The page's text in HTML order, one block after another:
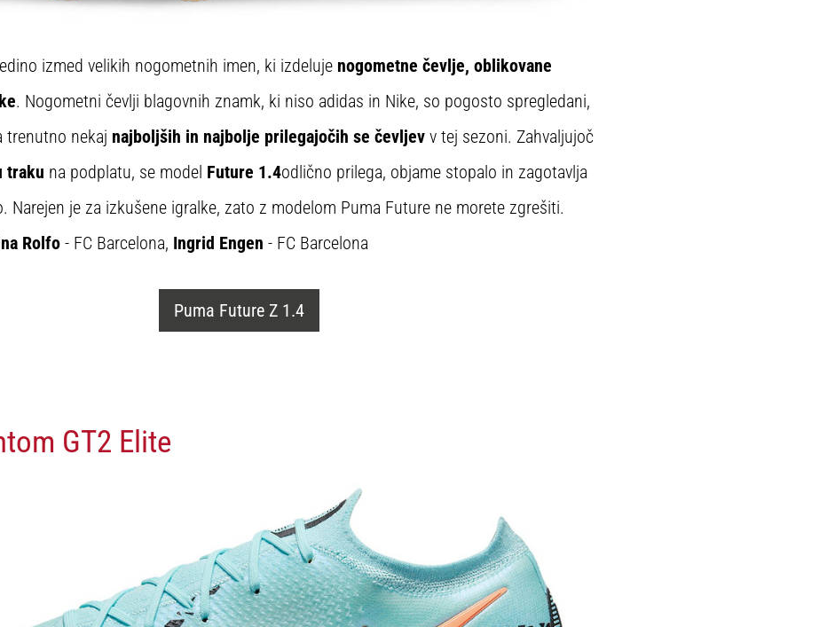
edino izmed velikih nogometnih imen, ki izdeluje nogometne čevlje, oblikovane
. Nogometni čevlji blagovnih znamk, ki niso adidas in Nike, so pogosto spregledani,
trenutno nekaj najboljših in najbolje prilegajočih se čevljev v tej sezoni. Zahvaljujoč
traku na podplatu, se model Future 1.4odlično prilega, objame stopalo in zagotavlja
Narejen je za izkušene igralke, zato z modelom Puma Future ne morete zgrešiti.
Rolfo - FC Barcelona, Ingrid Engen - FC Barcelona
Puma Future Z 1.4
GT2 Elite